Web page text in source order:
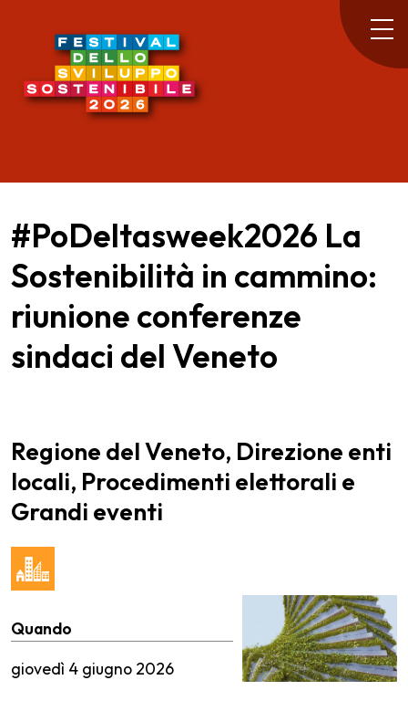
#PoDeltasweek2026 La
Sostenibilità in cammino:
riunione conferenze
sindaci del Veneto
Regione del Veneto, Direzione enti
locali, Procedimenti elettorali e
Grandi eventi
Quando
giovedì 4 giugno 2026